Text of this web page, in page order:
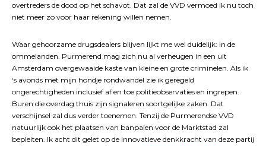
overtreders de dood op het schavot. Dat zal de VVD vermoed ik nu toch
niet meer zo voor haar rekening willen nemen.
Waar gehoorzame drugsdealers blijven lijkt me wel duidelijk: in de
ommelanden. Purmerend mag zich nu al verheugen in een uit
Amsterdam overgewaaide kaste van kleine en grote criminelen. Als ik
‘s avonds met mijn hondje rondwandel zie ik geregeld
ongerechtigheden inclusief af en toe politieobservaties en ingrepen.
Buren die overdag thuis zijn signaleren soortgelijke zaken. Dat
verschijnsel zal dus verder toenemen. Tenzij de Purmerendse VVD
natuurlijk ook het plaatsen van banpalen voor de Marktstad zal
bepleiten. Ik acht dit gelet op de innovatieve denkkracht van deze partij